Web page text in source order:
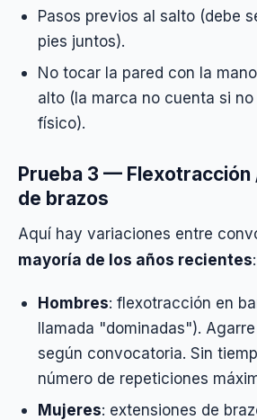
Pasos previos al salto (debe
pies juntos).
No tocar la pared con la
alto (la marca no cuenta si
físico).
Prueba 3 — Flexotracción
de brazos
Aquí hay variaciones entre
mayoría de los años recientes:
Hombres: flexotracción en
llamada "dominadas").
según convocatoria. Sin
número de repeticiones
Mujeres: extensiones de